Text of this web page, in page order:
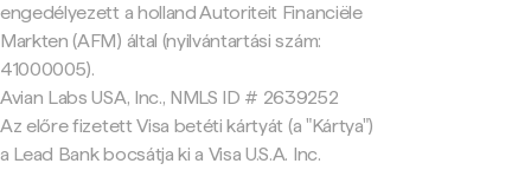
engedélyezett a holland Autoriteit Financiële
Markten (AFM) által (nyilvántartási szám:
41000005).
Avian Labs USA, Inc., NMLS ID # 2639252
Az előre fizetett Visa betéti kártyát (a "Kártya")
a Lead Bank bocsátja ki a Visa U.S.A. Inc.